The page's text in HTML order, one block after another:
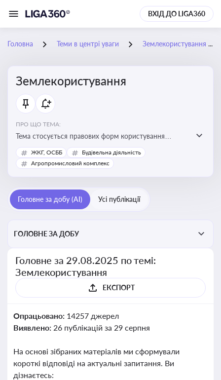
ВХІД ДО LIGA360
Головна Теми в центрі уваги Землекористування
Землекористування
ПРО ЩО ТЕМА:
Тема стосується правових форм користування
землею, зокрема умов доступу, володіння та
користування земельними ділянками різних форм
ЖКГ, ОСББ
Будівельна діяльність
Агропромисловий комплекс
Головне за добу (AI) Усі публікації
ГОЛОВНЕ ЗА ДОБУ
Головне за 29.08.2025 по темі:
Землекористування
ЕКСПОРТ
Опрацьовано: 14257 джерел
Виявлено: 26 публікацій за 29 серпня
На основі зібраних матеріалів ми сформували
короткі відповіді на актуальні запитання. Ви
дізнаєтесь: